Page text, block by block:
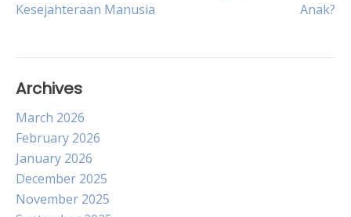
navigation
Kesejahteraan Manusia
Anak?
Archives
March 2026
February 2026
January 2026
December 2025
November 2025